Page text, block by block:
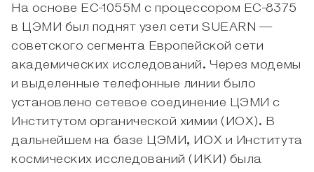
На основе ЕС-1055М с процессором ЕС-8375
в ЦЭМИ был поднят узел сети SUEARN —
советского сегмента Европейской сети
академических исследований. Через модемы
и выделенные телефонные линии было
установлено сетевое соединение ЦЭМИ с
Институтом органической химии (ИОХ). В
дальнейшем на базе ЦЭМИ, ИОХ и Института
космических исследований (ИКИ) была